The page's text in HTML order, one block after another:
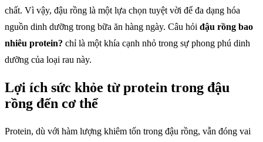
chất. Vì vậy, đậu rồng là một lựa chọn tuyệt vời để đa dạng hóa
nguồn dinh dưỡng trong bữa ăn hàng ngày. Câu hỏi đậu rồng bao
nhiêu protein? chỉ là một khía cạnh nhỏ trong sự phong phú dinh
dưỡng của loại rau này.
Lợi ích sức khỏe từ protein trong đậu
rồng đến cơ thể
Protein, dù với hàm lượng khiêm tốn trong đậu rồng, vẫn đóng vai